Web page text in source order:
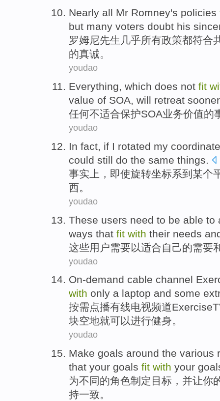
Nearly all Mr Romney's policies
but many voters doubt his
罗姆尼先生 几乎所有政策都符合
的真诚。
youdao
Everything, which does not fit
value of SOA, will retreat
任何不适合保护SOA业务价值的
youdao
In fact, if I rotated my
could still do the same things.
事实上 ， 即使旋转坐标系到某个
西。
youdao
These users need to be able to
ways that fit with their needs
这些用户需要以适合自己的需要
youdao
On-demand cable channel
with only a laptop and some
按需点播有线电视频道Exercise
块空地就可以进行健身。
youdao
Make goals around the various
that your goals fit with your
为不同的角色制定 目标 ， 并让你
持一致。